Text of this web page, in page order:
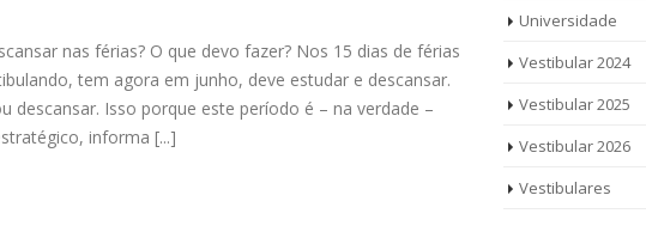
nas férias? O que devo fazer? Nos 15 dias de férias
tem agora em junho, deve estudar e descansar.
descansar. Isso porque este período é – na verdade –
informa [...]
Universidade
Vestibular 2024
Vestibular 2025
Vestibular 2026
Vestibulares